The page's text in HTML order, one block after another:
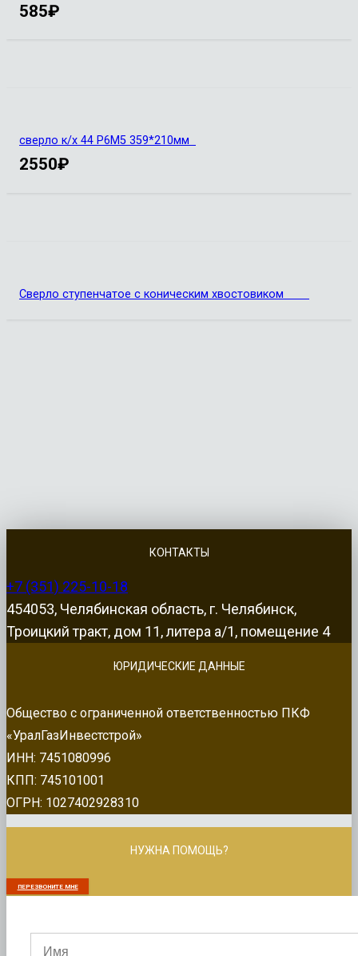
585₽
сверло к/х 44 Р6М5 359*210мм
2550₽
Сверло ступенчатое с коническим хвостовиком
КОНТАКТЫ
+7 (351) 225-10-18
454053, Челябинская область, г. Челябинск,
Троицкий тракт, дом 11, литера а/1, помещение 4
ЮРИДИЧЕСКИЕ ДАННЫЕ
Общество с ограниченной ответственностью ПКФ
«УралГазИнвестстрой»
ИНН: 7451080996
КПП: 745101001
ОГРН: 1027402928310
НУЖНА ПОМОЩЬ?
ПЕРЕЗВОНИТЕ МНЕ